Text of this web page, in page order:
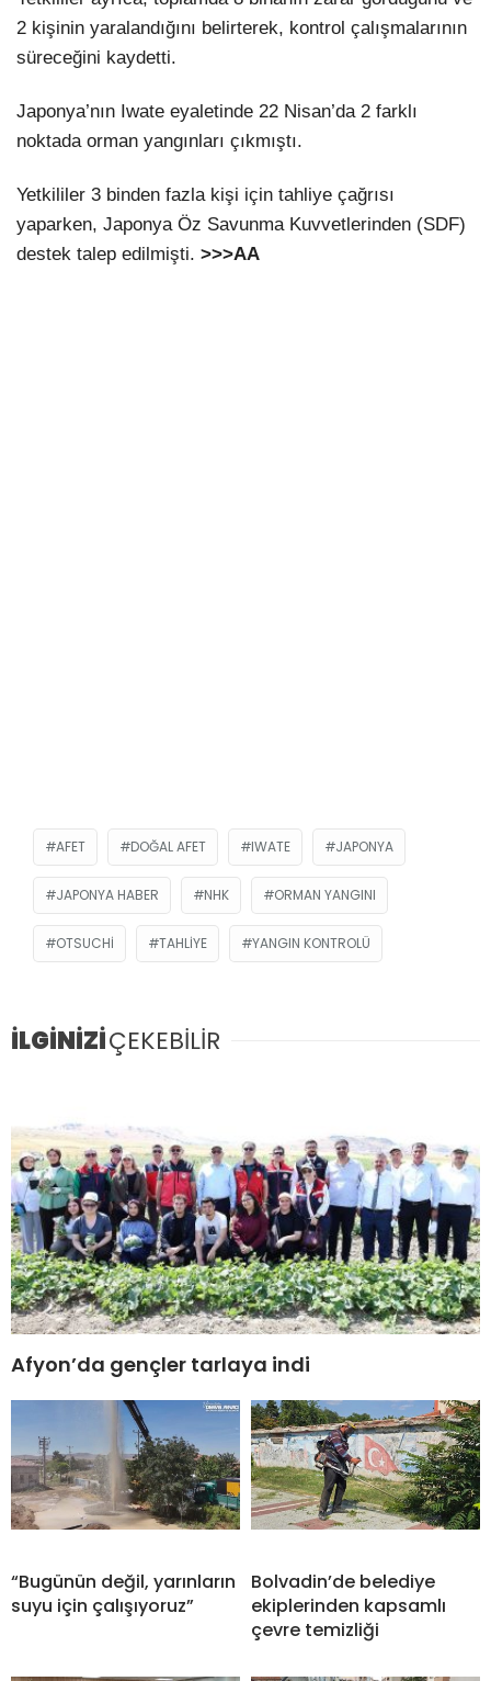
2 kişinin yaralandığını belirterek, kontrol çalışmalarının
süreceğini kaydetti.
Japonya’nın Iwate eyaletinde 22 Nisan’da 2 farklı
noktada orman yangınları çıkmıştı.
Yetkililer 3 binden fazla kişi için tahliye çağrısı
yaparken, Japonya Öz Savunma Kuvvetlerinden (SDF)
destek talep edilmişti. >>>AA
AFET DOĞAL AFET IWATE JAPONYA
JAPONYA HABER NHK ORMAN YANGINI
OTSUCHI TAHLIYE YANGIN KONTROLÜ
İLGİNİZİÇEKEBİLİR
Afyon’da gençler tarlaya indi
“Bugünün değil, yarınların
suyu için çalışıyoruz”
Bolvadin’de belediye
ekiplerinden kapsamlı
çevre temizliği